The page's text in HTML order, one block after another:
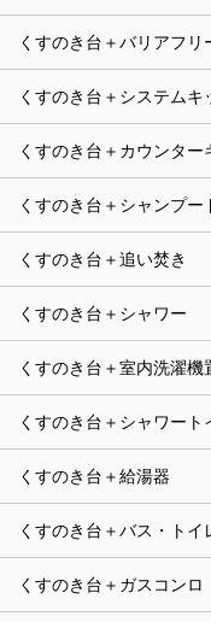
くすのき台＋バリアフリ
くすのき台＋システムキ
くすのき台＋カウンター
くすのき台＋シャンプー
くすのき台＋追い焚き
くすのき台＋シャワー
くすのき台＋室内洗濯機
くすのき台＋シャワート
くすのき台＋給湯器
くすのき台＋バス・トイ
くすのき台＋ガスコンロ